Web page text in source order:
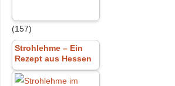
(157)
Strohlehme – Ein
Rezept aus Hessen